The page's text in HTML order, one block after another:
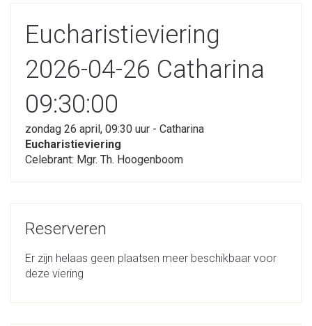
Eucharistieviering
2026-04-26 Catharina
09:30:00
zondag 26 april, 09:30 uur - Catharina
Eucharistieviering
Celebrant: Mgr. Th. Hoogenboom
Reserveren
Er zijn helaas geen plaatsen meer beschikbaar voor
deze viering